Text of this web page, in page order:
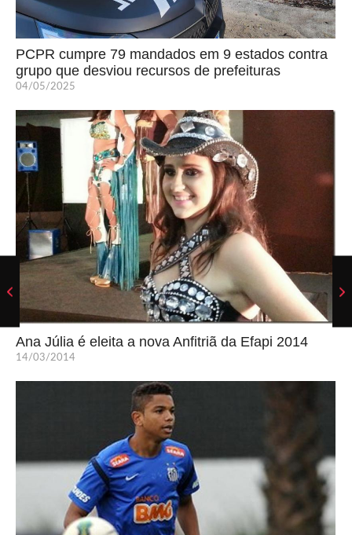
PCPR cumpre 79 mandados em 9 estados contra
grupo que desviou recursos de prefeituras
04/05/2025
Ana Júlia é eleita a nova Anfitriã da Efapi 2014
14/03/2014